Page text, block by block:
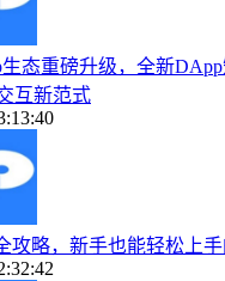
态重磅升级，全新
互新范式
攻略，新手也能轻松上